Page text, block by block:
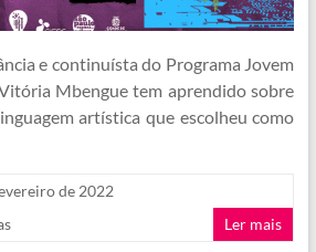
e continuísta do Programa Jovem
Mbengue tem aprendido sobre
artística que escolheu como
de 2022
Ler mais